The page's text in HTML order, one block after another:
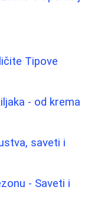
Tipove
- od krema
saveti i
- Saveti i